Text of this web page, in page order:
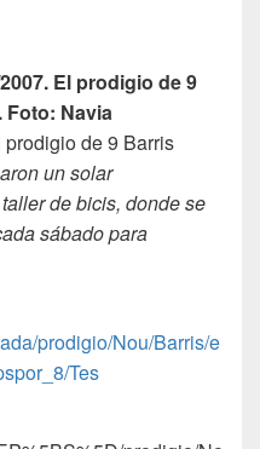
El prodigio de 9
Foto: Navia
de 9 Barris
un solar
de bicis, donde se
sábado para
prodigio/Nou/Barris/e
Tes